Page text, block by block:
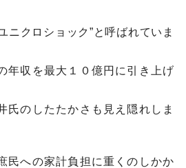
ニクロショック”と呼ばれていま
年収を最大１０億円に引き上げ
氏のしたたかさも見え隠れしま
民への家計負担に重くのしかか